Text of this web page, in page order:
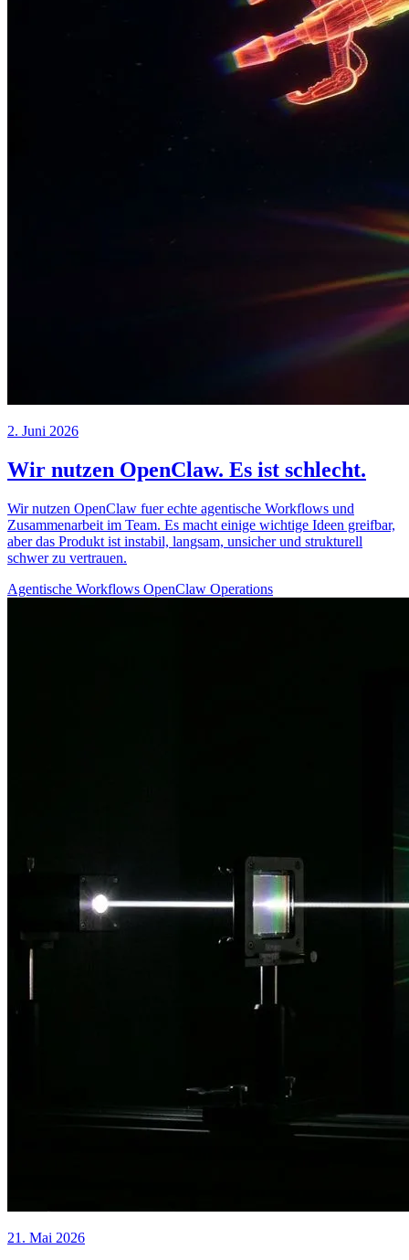
2. Juni 2026
Wir nutzen OpenClaw. Es ist schlecht.
Wir nutzen OpenClaw fuer echte agentische Workflows und
Zusammenarbeit im Team. Es macht einige wichtige Ideen greifbar,
aber das Produkt ist instabil, langsam, unsicher und strukturell
schwer zu vertrauen.
Agentische Workflows OpenClaw Operations
21. Mai 2026